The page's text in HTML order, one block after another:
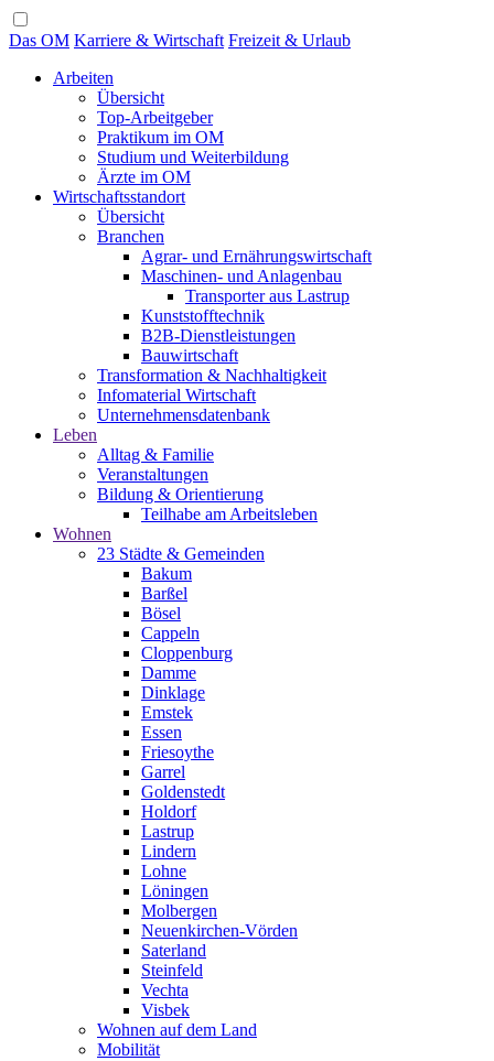
Das OM Karriere & Wirtschaft Freizeit & Urlaub
Arbeiten
Übersicht
Top-Arbeitgeber
Praktikum im OM
Studium und Weiterbildung
Ärzte im OM
Wirtschaftsstandort
Übersicht
Branchen
Agrar- und Ernährungswirtschaft
Maschinen- und Anlagenbau
Transporter aus Lastrup
Kunststofftechnik
B2B-Dienstleistungen
Bauwirtschaft
Transformation & Nachhaltigkeit
Infomaterial Wirtschaft
Unternehmensdatenbank
Leben
Alltag & Familie
Veranstaltungen
Bildung & Orientierung
Teilhabe am Arbeitsleben
Wohnen
23 Städte & Gemeinden
Bakum
Barßel
Bösel
Cappeln
Cloppenburg
Damme
Dinklage
Emstek
Essen
Friesoythe
Garrel
Goldenstedt
Holdorf
Lastrup
Lindern
Lohne
Löningen
Molbergen
Neuenkirchen-Vörden
Saterland
Steinfeld
Vechta
Visbek
Wohnen auf dem Land
Mobilität